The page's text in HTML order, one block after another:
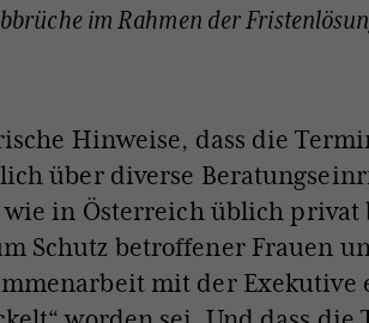
im Rahmen der
Hinweise, dass die
über diverse
wie in Österreich üblich privat
Schutz betroffener Frauen
mit der Exekutive